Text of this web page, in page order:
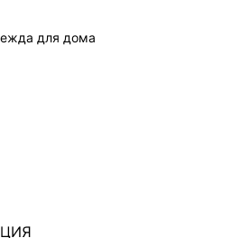
для дома
5255615516-90